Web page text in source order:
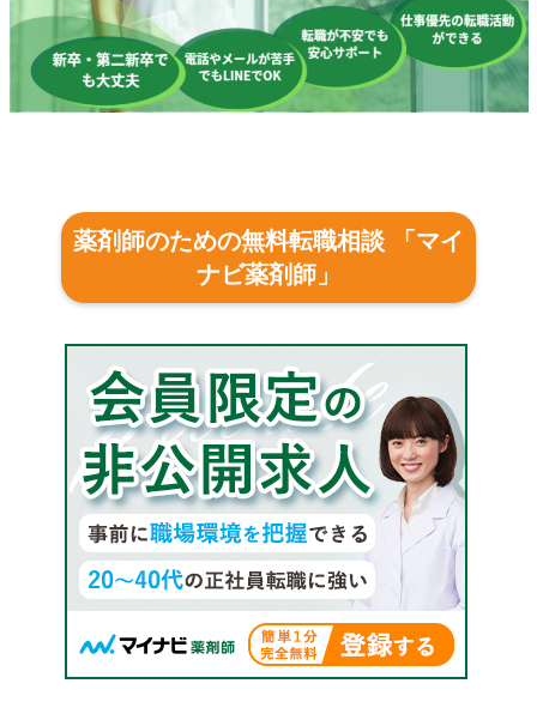
薬剤師のための無料転職相談 「マイ
ナビ薬剤師」